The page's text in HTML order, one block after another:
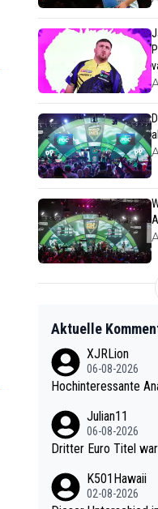
Aktuelle
XJRLion
06-08-2026
Hochinteressante
Julian11
06-08-2026
Dritter Euro Titel
K501Hawaii
02-08-2026